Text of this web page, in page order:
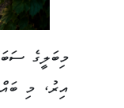
މިބަލީގެ
އިރު، މި